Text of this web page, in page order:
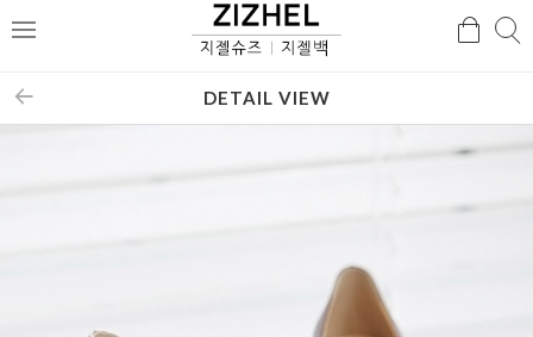
메
검
DETAIL VIEW